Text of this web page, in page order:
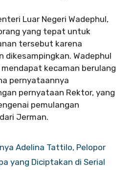
Luar Negeri Wadephul,
yang tepat untuk
tersebut karena
dikesampingkan. Wadephul
kecaman berulang
pernyataannya
pernyataan Rektor, yang
pemulangan
Jerman.
Adelina Tattilo, Pelopor
yang Diciptakan di Serial